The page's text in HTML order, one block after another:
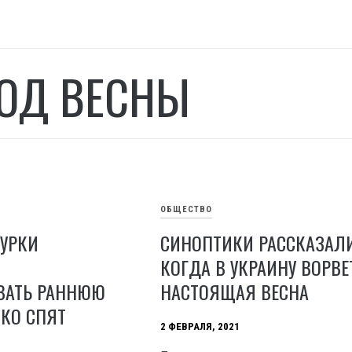
ВЕСНЫ
РАННЮЮ
СПЯТ
ОБЩЕСТВО
СИНОПТИКИ
КОГДА В УКРАИНУ
НАСТОЯЩАЯ ВЕСНА
2 ФЕВРАЛЯ, 2021